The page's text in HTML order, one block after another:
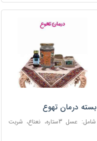
بسته درمان تهوع
شامل: عسل 3ستاره، نعناع، شربت